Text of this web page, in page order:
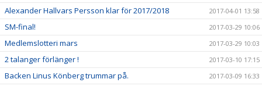
Alexander Hallvars Persson klar för 2017/2018 2017-04-01 13:58
SM-final! 2017-03-29 10:06
Medlemslotteri mars 2017-03-29 10:03
2 talanger förlänger ! 2017-03-10 17:15
Backen Linus Könberg trummar på. 2017-03-09 16:33